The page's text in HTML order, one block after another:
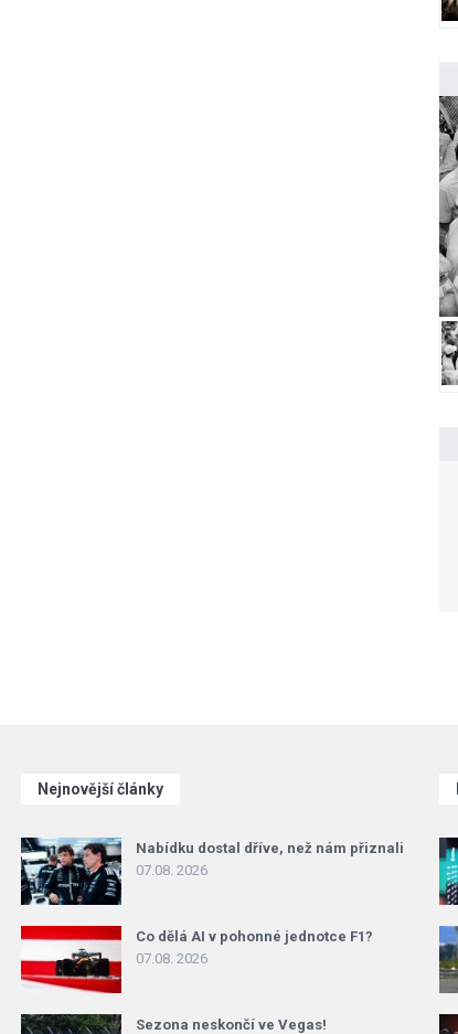
Nejnovější články
Nabídku dostal dříve, než nám přiznali
07.08. 2026
Co dělá AI v pohonné jednotce F1?
07.08. 2026
Sezona neskončí ve Vegas!